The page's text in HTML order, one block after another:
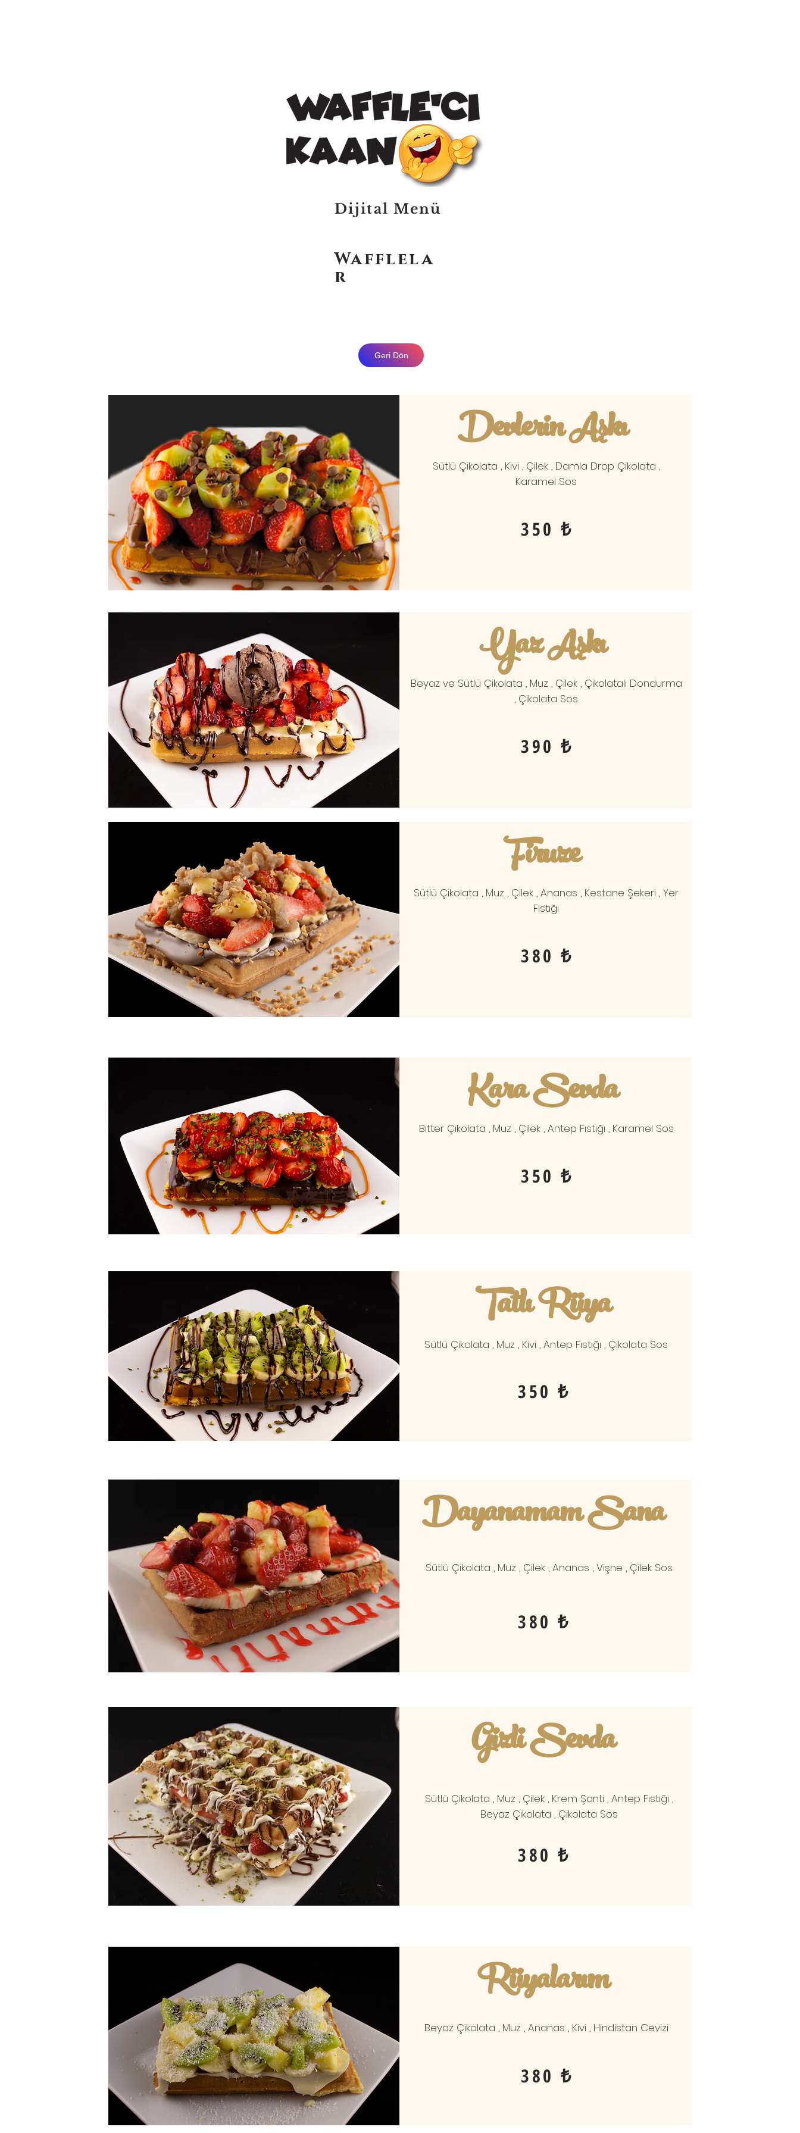
Dijital Menü
Wafflela
r
Geri Dön
Devlerin Aşkı
Sütlü Çikolata , Kivi , Çilek , Damla Drop Çikolata ,
Karamel Sos
350 ₺
Yaz Aşkı
Beyaz ve Sütlü Çikolata , Muz , Çilek , Çikolatalı Dondurma
, Çikolata Sos
390 ₺
Firuze
Sütlü Çikolata , Muz , Çilek , Ananas , Kestane Şekeri , Yer
Fıstığı
380 ₺
Kara Sevda
Bitter Çikolata , Muz , Çilek , Antep Fıstığı , Karamel Sos
350 ₺
Tatlı Rüya
Sütlü Çikolata , Muz , Kivi , Antep Fıstığı , Çikolata Sos
350 ₺
Dayanamam Sana
Sütlü Çikolata , Muz , Çilek , Ananas , Vişne , Çilek Sos
380 ₺
Gizli Sevda
Sütlü Çikolata , Muz , Çilek , Krem Şanti , Antep Fıstığı ,
Beyaz Çikolata , Çikolata Sos
380 ₺
Rüyalarım
Beyaz Çikolata , Muz , Ananas , Kivi , Hindistan Cevizi
380 ₺